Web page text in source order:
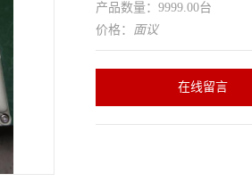
产品数量：9999.00台
价格： 面议
在线留言